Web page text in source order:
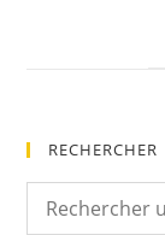
RECHERCHER